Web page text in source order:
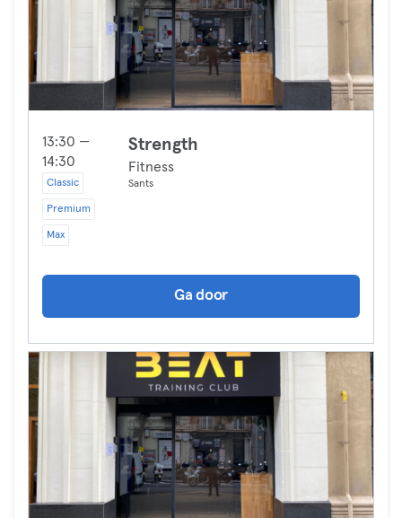
13:30 —
14:30
Classic
Premium
Max
Strength
Fitness
Sants
Ga door